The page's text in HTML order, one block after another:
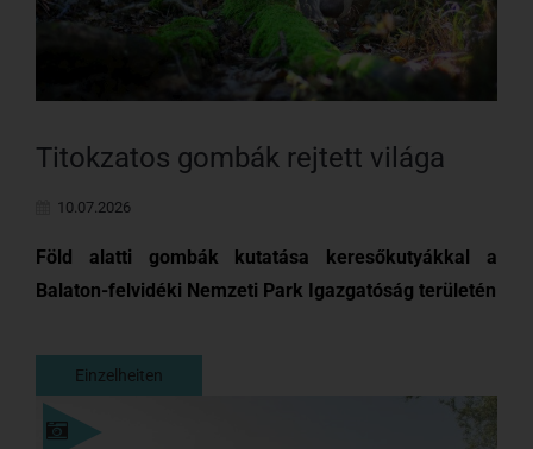
Titokzatos gombák rejtett világa
10.07.2026
Föld alatti gombák kutatása keresőkutyákkal a
Balaton-felvidéki Nemzeti Park Igazgatóság területén
Einzelheiten
Einzelheiten